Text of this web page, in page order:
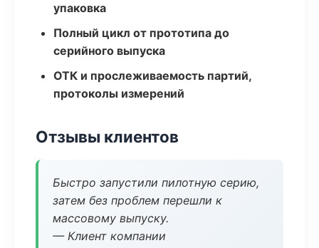
упаковка
Полный цикл от прототипа до
серийного выпуска
ОТК и прослеживаемость партий,
протоколы измерений
Отзывы клиентов
Быстро запустили пилотную серию,
затем без проблем перешли к
массовому выпуску.
— Клиент компании